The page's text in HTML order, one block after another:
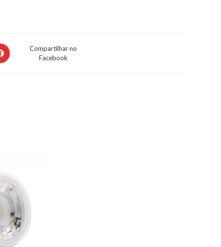
Compartilhar no
Facebook